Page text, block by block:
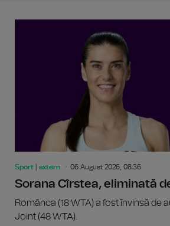
Sport | extern 06 August 2026, 08:36
Sorana Cîrstea, eliminată
Românca (18 WTA) a fost învinsă de
Joint (48 WTA).